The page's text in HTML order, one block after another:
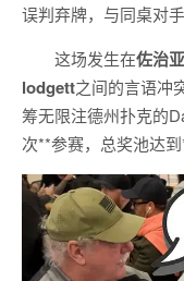
误判弃牌，与同桌对
这场发生在佐治
lodgett之间的言语冲
筹无限注德州扑克的
次**参赛，总奖池达到